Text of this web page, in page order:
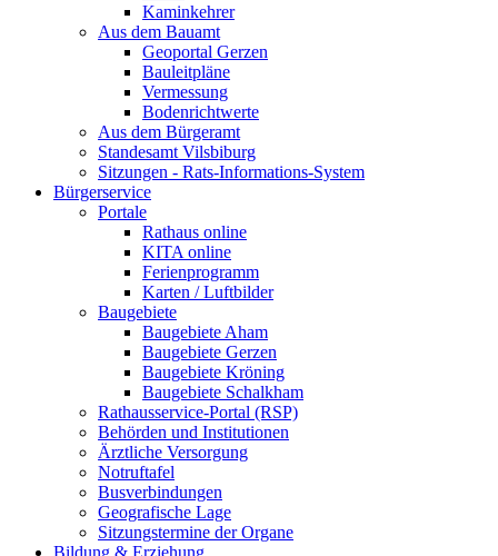
Kaminkehrer
Aus dem Bauamt
Geoportal Gerzen
Bauleitpläne
Vermessung
Bodenrichtwerte
Aus dem Bürgeramt
Standesamt Vilsbiburg
Sitzungen - Rats-Informations-System
Bürgerservice
Portale
Rathaus online
KITA online
Ferienprogramm
Karten / Luftbilder
Baugebiete
Baugebiete Aham
Baugebiete Gerzen
Baugebiete Kröning
Baugebiete Schalkham
Rathausservice-Portal (RSP)
Behörden und Institutionen
Ärztliche Versorgung
Notruftafel
Busverbindungen
Geografische Lage
Sitzungstermine der Organe
Bildung & Erziehung